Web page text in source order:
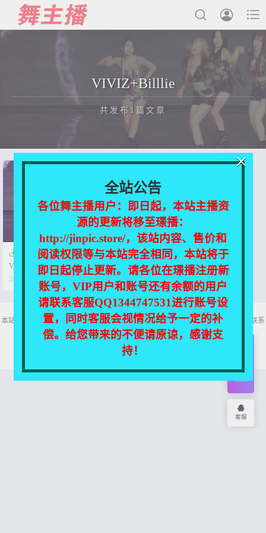



主播合集
用户中心
VIVIZ+Billlie
共发布1篇文章
正在为您加载新内容

【女团饭拍】230211
VIVIZ+Billlie【5V/1.85G】
3年前
 0  18
本站所有资源均收集自互联网，仅供个人欣赏交流，如不慎侵犯了您的权益，请联系
我们，我们将尽快处理！
Copyright © 2026 舞主播
全站公告
各位舞主播用户：即日起，本站主播资
源的更新将移至璟播：
http://jinpic.store/，该站内容、售价和
阅读权限等与本站完全相同，本站将于
即日起停止更新。请各位在璟播注册新
账号，VIP用户和账号还有余额的用户
请联系客服QQ1344747531进行账号设
置，同时客服会视情况给予一定的补
偿。给您带来的不便请原谅，感谢支
持！
×
会员
客服